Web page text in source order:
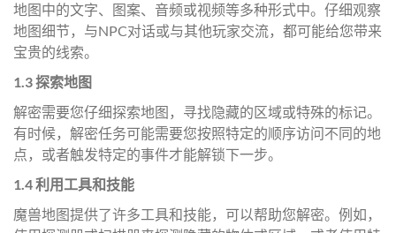
地图中的文字、图案、音频或视频等多种形式中。仔细观察
地图细节，与NPC对话或与其他玩家交流，都可能给您带来
宝贵的线索。
1.3 探索地图
解密需要您仔细探索地图，寻找隐藏的区域或特殊的标记。
有时候，解密任务可能需要您按照特定的顺序访问不同的地
点，或者触发特定的事件才能解锁下一步。
1.4 利用工具和技能
魔兽地图提供了许多工具和技能，可以帮助您解密。例如，